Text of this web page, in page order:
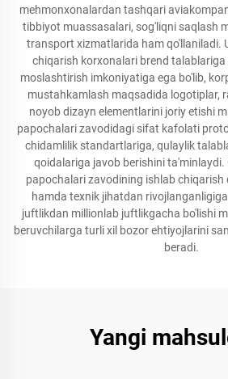
mehmonxonalardan tashqari
tibbiyot muassasalari, sog'liqni saqlash
transport xizmatlarida ham qo'llaniladi.
chiqarish korxonalari brend
moslashtirish imkoniyatiga ega bo'lib,
mustahkamlash maqsadida logotiplar,
noyob dizayn elementlarini joriy etishi
papochalari zavodidagi sifat kafolati
chidamlilik standartlariga, qulaylik
qoidalariga javob berishini ta'minlaydi.
papochalari zavodining ishlab
hamda texnik jihatdan
juftlikdan millionlab juftlikgacha bo'lishi
beruvchilarga turli xil bozor ehtiyojlarini
beradi.
Yangi